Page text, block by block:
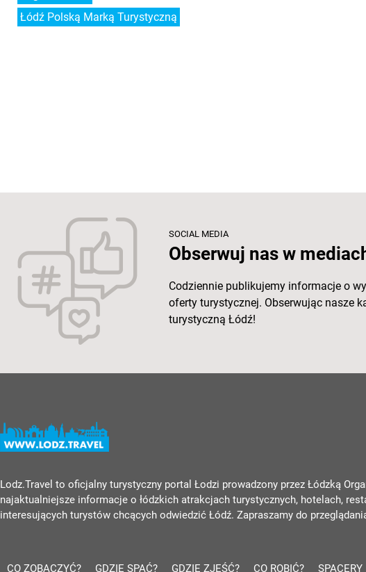
Łódź Polską Marką Turystyczną
SOCIAL MEDIA
Obserwuj nas w
Codziennie publikujemy informacje o
oferty turystycznej. Obserwując nasze
turystyczną Łódź!
Lodz.Travel to oficjalny turystyczny portal Łodzi prowadzony przez Łódzką
najaktualniejsze informacje o łódzkich atrakcjach turystycznych, hotelach,
interesujących turystów chcących odwiedzić Łódź. Zapraszamy do
CO ZOBACZYĆ? GDZIE SPAĆ? GDZIE ZJEŚĆ? CO ROBIĆ? SPACERY